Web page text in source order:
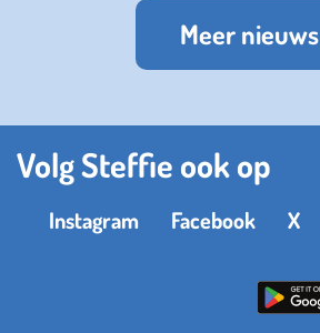
Meer nieuws
Volg Steffie ook op
Instagram Facebook X